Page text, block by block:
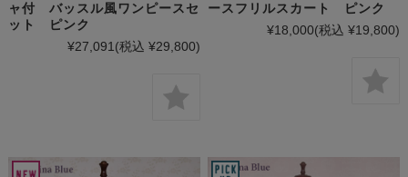
ャ付 バッスル風ワンピースセ
ット ピンク
¥27,091 (税込 ¥29,800)
ースフリルスカート ピンク
¥18,000(税込 ¥19,800)